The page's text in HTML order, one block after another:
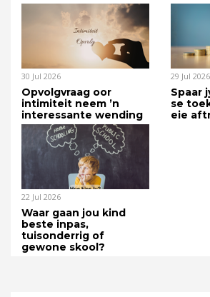
30 Jul 2026
Opvolgvraag oor
intimiteit neem ’n
interessante wending
29 Jul 2026
Spaar
se
eie
22 Jul 2026
Waar gaan jou kind
beste inpas,
tuisonderrig of
gewone skool?